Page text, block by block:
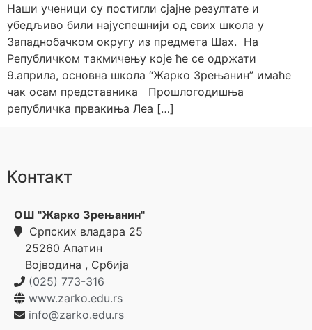
Наши ученици су постигли сјајне резултате и
убедљиво били најуспешнији од свих школа у
Западнобачком округу из предмета Шах. На
Републичком такмичењу које ће се одржати
9.априла, основна школа “Жарко Зрењанин” имаће
чак осам представника Прошлогодишња
републичка првакиња Леа […]
Контакт
ОШ "Жарко Зрењанин"
Српских владара 25
25260 Апатин
Војводина , Србија
(025) 773-316
www.zarko.edu.rs
info@zarko.edu.rs